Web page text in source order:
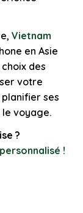
Vietnam
en Asie
des
votre
ses
le voyage.
?
!